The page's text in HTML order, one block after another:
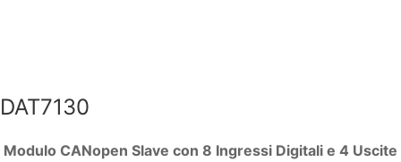
DAT7130
Modulo CANopen Slave con 8 Ingressi Digitali e 4 Uscite